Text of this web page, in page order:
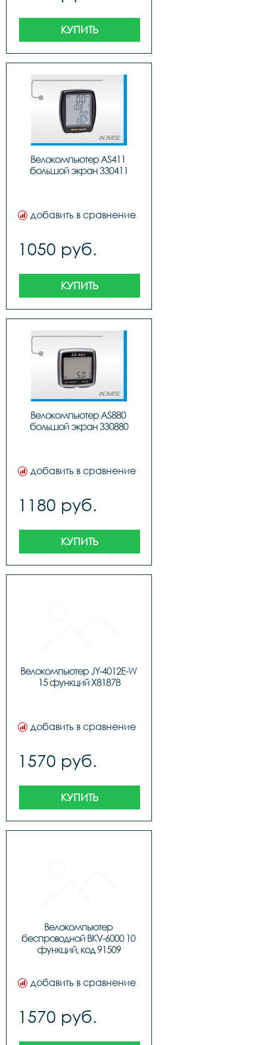
КУПИТЬ
Велокомпьютер AS411
большой экран 330411
добавить в сравнение
1050 руб.
КУПИТЬ
Велокомпьютер AS880
большой экран 330880
добавить в сравнение
1180 руб.
КУПИТЬ
Велокомпьютер JY-4012E-W
15 функций X81878
добавить в сравнение
1570 руб.
КУПИТЬ
Велокомпьютер
беспроводной BKV-6000 10
функций, код 91509
добавить в сравнение
1570 руб.